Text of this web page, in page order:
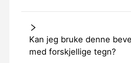
Kan jeg bruke denne
med forskjellige tegn?